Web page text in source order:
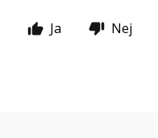
Ja Nej